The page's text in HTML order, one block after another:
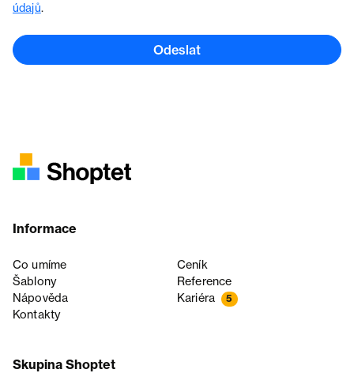
údajů.
Odeslat
Informace
Co umíme
Ceník
Šablony
Reference
Nápověda
Kariéra 5
Kontakty
Skupina Shoptet